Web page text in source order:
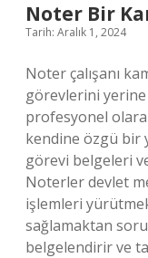
Noter Bir
Tarih: Aralık 1, 2024
Noter çalışanı
görevlerini
profesyonel
kendine özgü bir
görevi belgeleri
Noterler devlet
işlemleri
sağlamaktan
belgelendirir ve